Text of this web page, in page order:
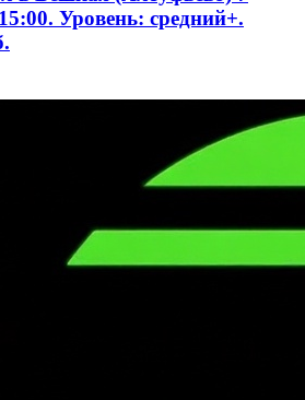
Уровень: средний+.